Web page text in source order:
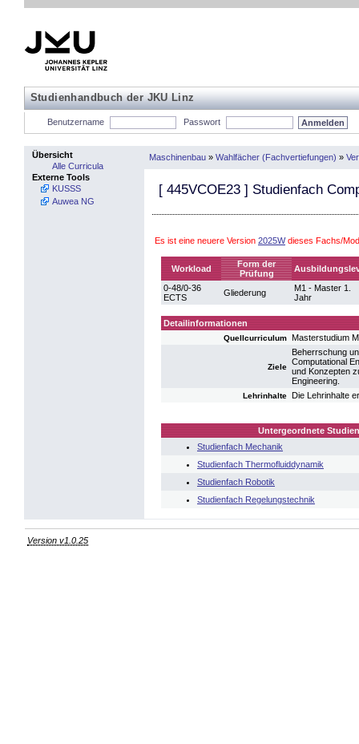
Studienhandbuch der JKU Linz
Benutzername Passwort
Übersicht
Alle Curricula
Externe Tools
KUSSS
Auwea NG
Maschinenbau » Wahlfächer (Fachvertiefungen) »
[ 445VCOE23 ] Studienfach
Es ist eine neuere Version 2025Wdieses Fachs/
Workload
Form der
Prüfung
0-48/0-36
ECTS
Gliederung
M1 - Master 1.
Jahr
Detailinformationen
Quellcurriculum Masterstudium
Ziele
Beherrschung
Computational
und Konzepten
Engineering.
Lehrinhalte Die Lehrinhalte
Untergeordnete
Studienfach Mechanik
Studienfach Thermofluiddynamik
Studienfach Robotik
Studienfach Regelungstechnik
Version v1.0.25